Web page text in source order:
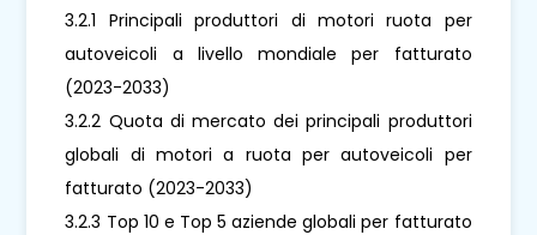
3.2.1 Principali produttori di motori ruota per
autoveicoli a livello mondiale per fatturato
(2023-2033)
3.2.2 Quota di mercato dei principali produttori
globali di motori a ruota per autoveicoli per
fatturato (2023-2033)
3.2.3 Top 10 e Top 5 aziende globali per fatturato